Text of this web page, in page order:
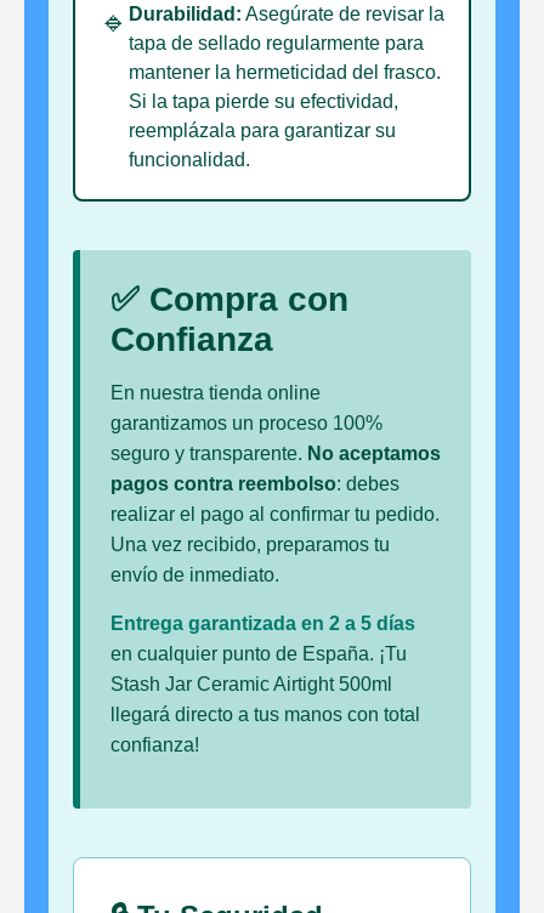
🔹 Durabilidad: Asegúrate de revisar la
tapa de sellado regularmente para
mantener la hermeticidad del frasco.
Si la tapa pierde su efectividad,
reemplázala para garantizar su
funcionalidad.
✅ Compra con
Confianza
En nuestra tienda online
garantizamos un proceso 100%
seguro y transparente. No aceptamos
pagos contra reembolso: debes
realizar el pago al confirmar tu pedido.
Una vez recibido, preparamos tu
envío de inmediato.
Entrega garantizada en 2 a 5 días
en cualquier punto de España. ¡Tu
Stash Jar Ceramic Airtight 500ml
llegará directo a tus manos con total
confianza!